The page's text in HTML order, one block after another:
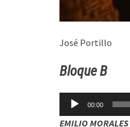
José Portillo
Bloque B
Reproductor
de
00:00
EMILIO MORALES